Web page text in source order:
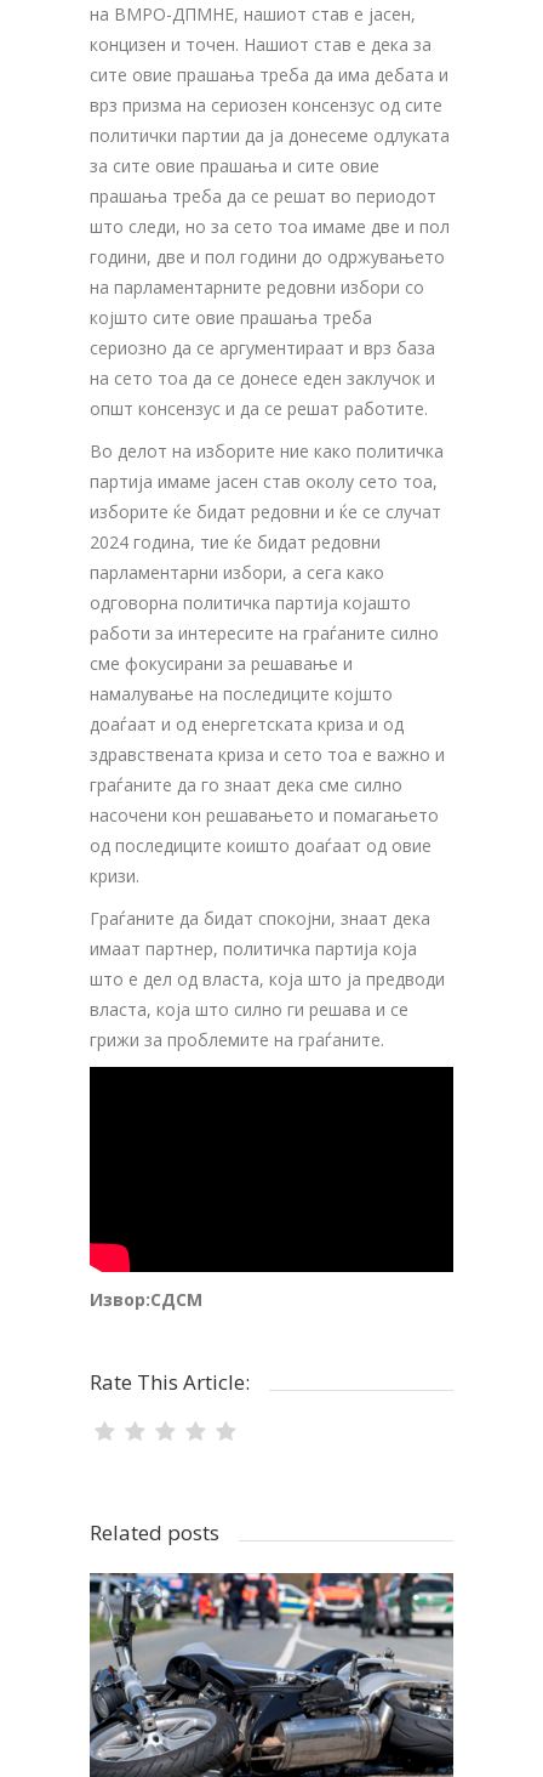
на ВМРО-ДПМНЕ, нашиот став е јасен,
концизен и точен. Нашиот став е дека за
сите овие прашања треба да има дебата и
врз призма на сериозен консензус од сите
политички партии да ја донесеме одлуката
за сите овие прашања и сите овие
прашања треба да се решат во периодот
што следи, но за сето тоа имаме две и пол
години, две и пол години до одржувањето
на парламентарните редовни избори со
којшто сите овие прашања треба
сериозно да се аргументираат и врз база
на сето тоа да се донесе еден заклучок и
општ консензус и да се решат работите.
Во делот на изборите ние како политичка
партија имаме јасен став околу сето тоа,
изборите ќе бидат редовни и ќе се случат
2024 година, тие ќе бидат редовни
парламентарни избори, а сега како
одговорна политичка партија којашто
работи за интересите на граѓаните силно
сме фокусирани за решавање и
намалување на последиците којшто
доаѓаат и од енергетската криза и од
здравствената криза и сето тоа е важно и
граѓаните да го знаат дека сме силно
насочени кон решавањето и помагањето
од последиците коишто доаѓаат од овие
кризи.
Граѓаните да бидат спокојни, знаат дека
имаат партнер, политичка партија која
што е дел од власта, која што ја предводи
власта, која што силно ги решава и се
грижи за проблемите на граѓаните.
Извор:СДСМ
Rate This Article:
Related posts